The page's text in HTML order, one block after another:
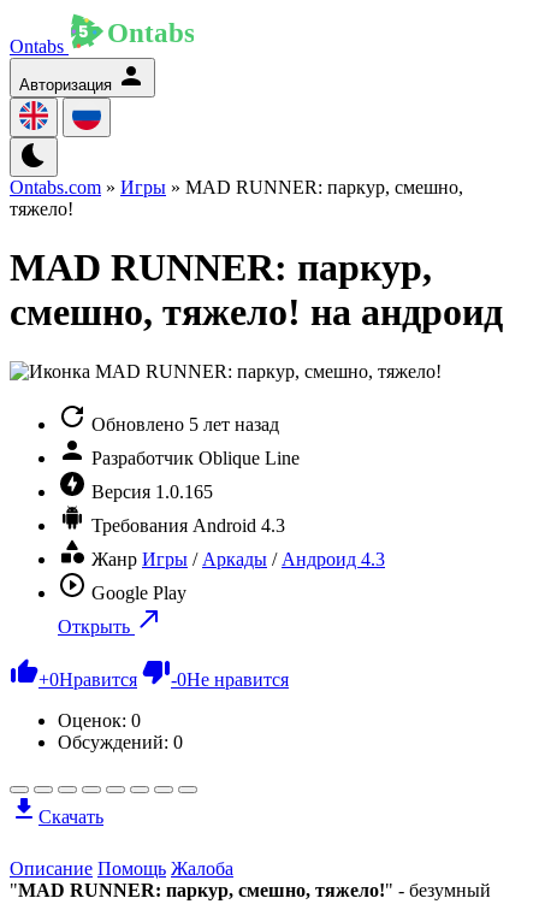
Ontabs
Авторизация
Ontabs.com » Игры » MAD RUNNER: паркур, смешно,
тяжело!
MAD RUNNER: паркур,
смешно, тяжело! на андроид
Обновлено 5 лет назад
Разработчик Oblique Line
Версия 1.0.165
Требования Android 4.3
Жанр Игры / Аркады / Андроид 4.3
Google Play
Открыть
+0Нравится -0Не нравится
Оценок: 0
Обсуждений: 0
Скачать
Описание Помощь Жалоба
"MAD RUNNER: паркур, смешно, тяжело!" - безумный